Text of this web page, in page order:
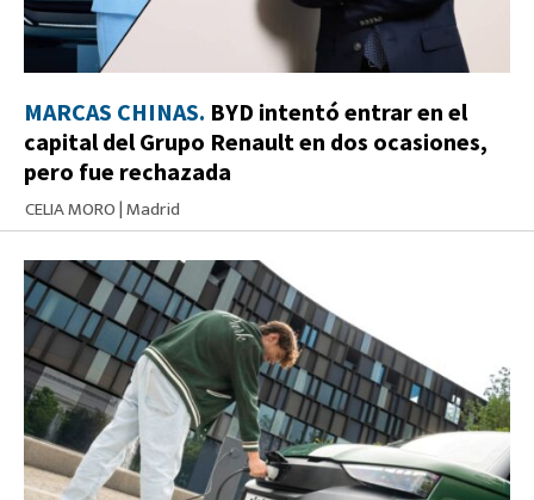
MARCAS CHINAS. BYD intentó entrar en el
capital del Grupo Renault en dos ocasiones,
pero fue rechazada
CELIA MORO|Madrid